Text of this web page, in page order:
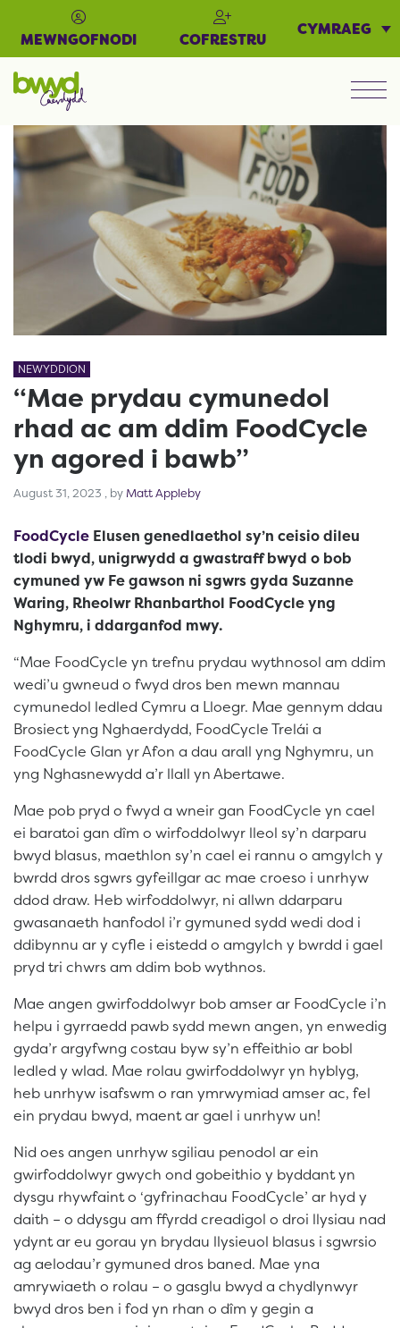
MEWNGOFNODI COFRESTRU
CYMRAEG
NEWYDDION
“Mae prydau cymunedol
rhad ac am ddim FoodCycle
yn agored i bawb”
August 31, 2023 August 31, 2023
, by Matt Appleby
FoodCycle Elusen genedlaethol sy’n ceisio dileu
tlodi bwyd, unigrwydd a gwastraff bwyd o bob
cymuned yw Fe gawson ni sgwrs gyda Suzanne
Waring, Rheolwr Rhanbarthol FoodCycle yng
Nghymru, i ddarganfod mwy.
“Mae FoodCycle yn trefnu prydau wythnosol am ddim
wedi’u gwneud o fwyd dros ben mewn mannau
cymunedol ledled Cymru a Lloegr. Mae gennym ddau
Brosiect yng Nghaerdydd, FoodCycle Trelái a
FoodCycle Glan yr Afon a dau arall yng Nghymru, un
yng Nghasnewydd a’r llall yn Abertawe.
Mae pob pryd o fwyd a wneir gan FoodCycle yn cael
ei baratoi gan dîm o wirfoddolwyr lleol sy’n darparu
bwyd blasus, maethlon sy’n cael ei rannu o amgylch y
bwrdd dros sgwrs gyfeillgar ac mae croeso i unrhyw
ddod draw. Heb wirfoddolwyr, ni allwn ddarparu
gwasanaeth hanfodol i’r gymuned sydd wedi dod i
ddibynnu ar y cyfle i eistedd o amgylch y bwrdd i gael
pryd tri chwrs am ddim bob wythnos.
Mae angen gwirfoddolwyr bob amser ar FoodCycle i’n
helpu i gyrraedd pawb sydd mewn angen, yn enwedig
gyda’r argyfwng costau byw sy’n effeithio ar bobl
ledled y wlad. Mae rolau gwirfoddolwyr yn hyblyg,
heb unrhyw isafswm o ran ymrwymiad amser ac, fel
ein prydau bwyd, maent ar gael i unrhyw un!
Nid oes angen unrhyw sgiliau penodol ar ein
gwirfoddolwyr gwych ond gobeithio y byddant yn
dysgu rhywfaint o ‘gyfrinachau FoodCycle’ ar hyd y
daith – o ddysgu am ffyrdd creadigol o droi llysiau nad
ydynt ar eu gorau yn brydau llysieuol blasus i sgwrsio
ag aelodau’r gymuned dros baned. Mae yna
amrywiaeth o rolau – o gasglu bwyd a chydlynwyr
bwyd dros ben i fod yn rhan o dîm y gegin a